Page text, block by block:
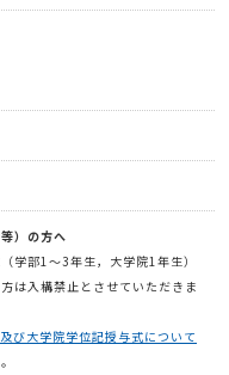
）の方へ
学部1～3年生，大学院1年生）
は入構禁止とさせていただきま
び大学院学位記授与式について